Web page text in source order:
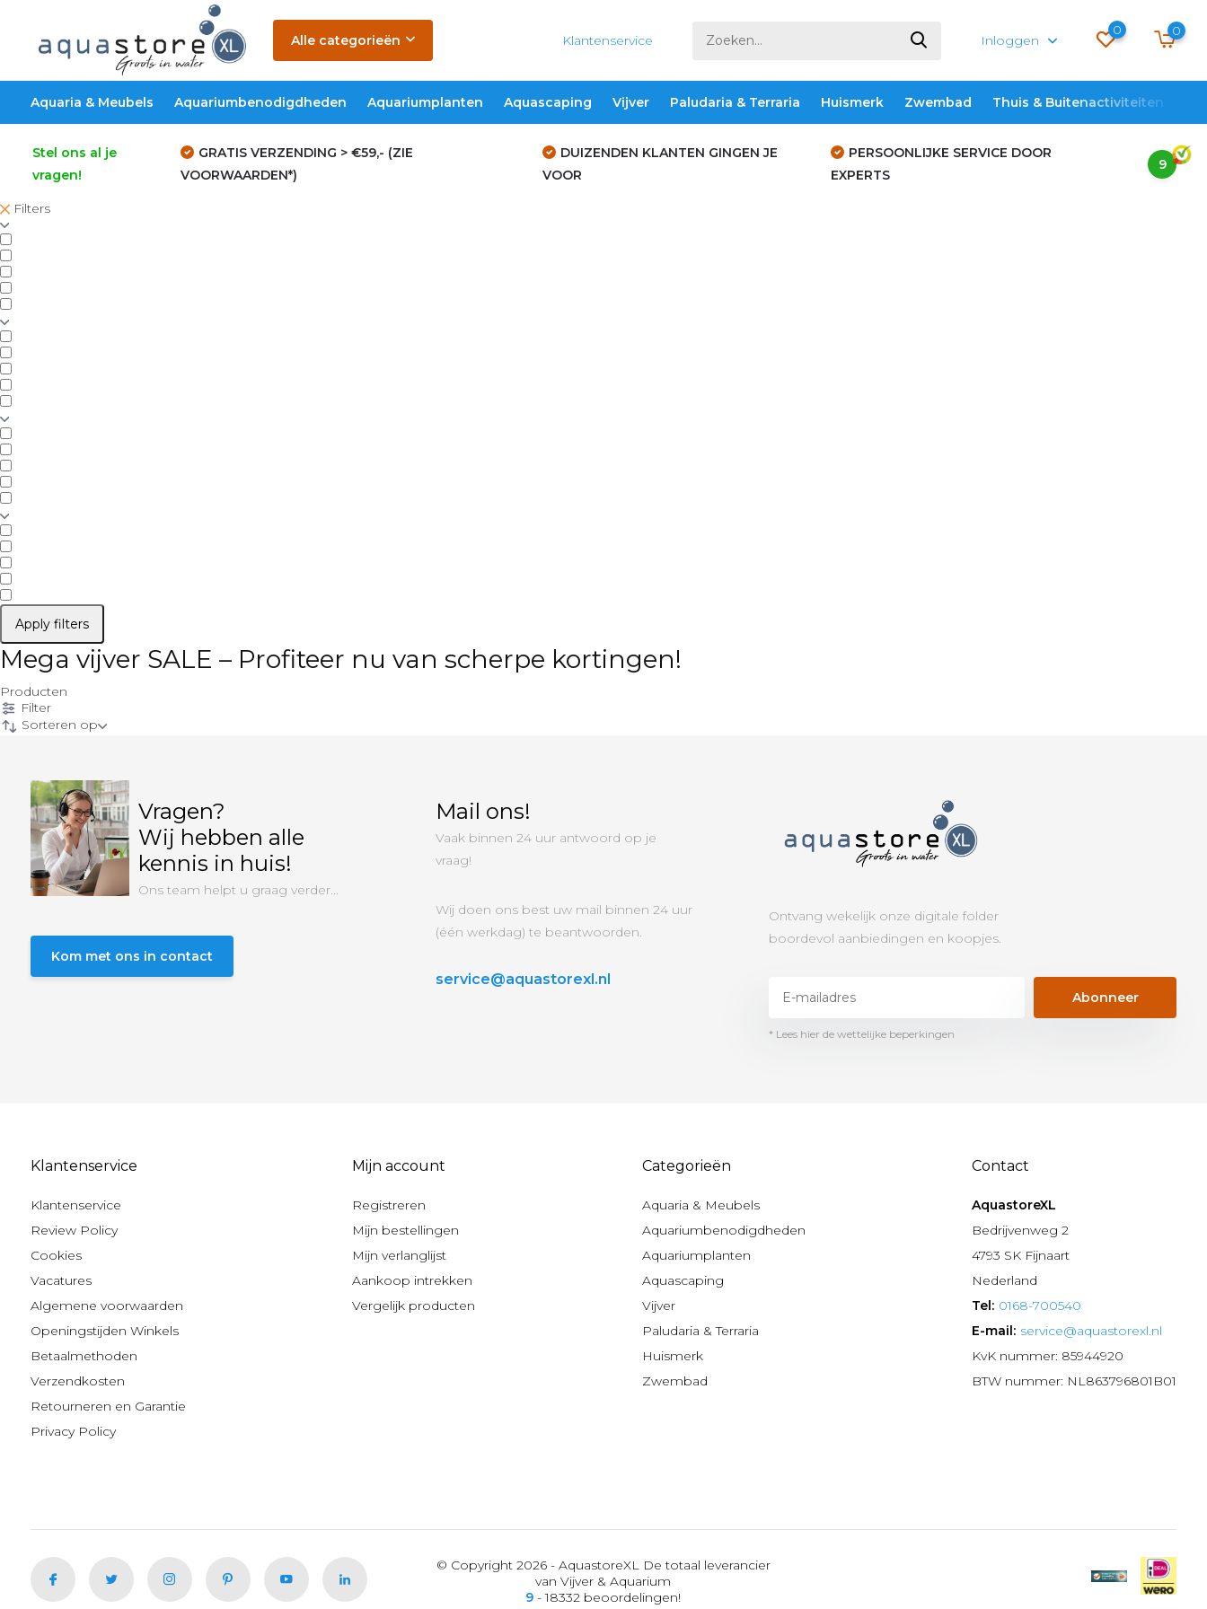
Alle categorieën Klantenservice Inloggen
0 0
Aquaria & Meubels Aquariumbenodigdheden Aquariumplanten Aquascaping Vijver Paludaria & Terraria Huismerk Zwembad Thuis & Buitenactiviteiten
Stel ons al je
vragen!
GRATIS VERZENDING > €59,- (ZIE
VOORWAARDEN*)
DUIZENDEN KLANTEN GINGEN JE
VOOR
PERSOONLIJKE SERVICE DOOR
EXPERTS
9
Filters
Apply filters
Mega vijver SALE – Profiteer nu van scherpe kortingen!
Producten
Filter
Sorteren op
Vragen?
Wij hebben alle
kennis in huis!
Ons team helpt u graag verder...
Kom met ons in contact
Mail ons!
Vaak binnen 24 uur antwoord op je
vraag!
Wij doen ons best uw mail binnen 24 uur
(één werkdag) te beantwoorden.
service@aquastorexl.nl
Ontvang wekelijk onze digitale folder
boordevol aanbiedingen en koopjes.
Abonneer
* Lees hier de wettelijke beperkingen
Klantenservice
Klantenservice
Review Policy
Cookies
Vacatures
Algemene voorwaarden
Openingstijden Winkels
Betaalmethoden
Verzendkosten
Retourneren en Garantie
Privacy Policy
Mijn account
Registreren
Mijn bestellingen
Mijn verlanglijst
Aankoop intrekken
Vergelijk producten
Categorieën
Aquaria & Meubels
Aquariumbenodigdheden
Aquariumplanten
Aquascaping
Vijver
Paludaria & Terraria
Huismerk
Zwembad
Contact
AquastoreXL
Bedrijvenweg 2
4793 SK Fijnaart
Nederland
Tel: 0168-700540
E-mail: service@aquastorexl.nl
KvK nummer: 85944920
BTW nummer: NL863796801B01
© Copyright 2026 - AquastoreXL De totaal leverancier
van Vijver & Aquarium
9 - 18332 beoordelingen!